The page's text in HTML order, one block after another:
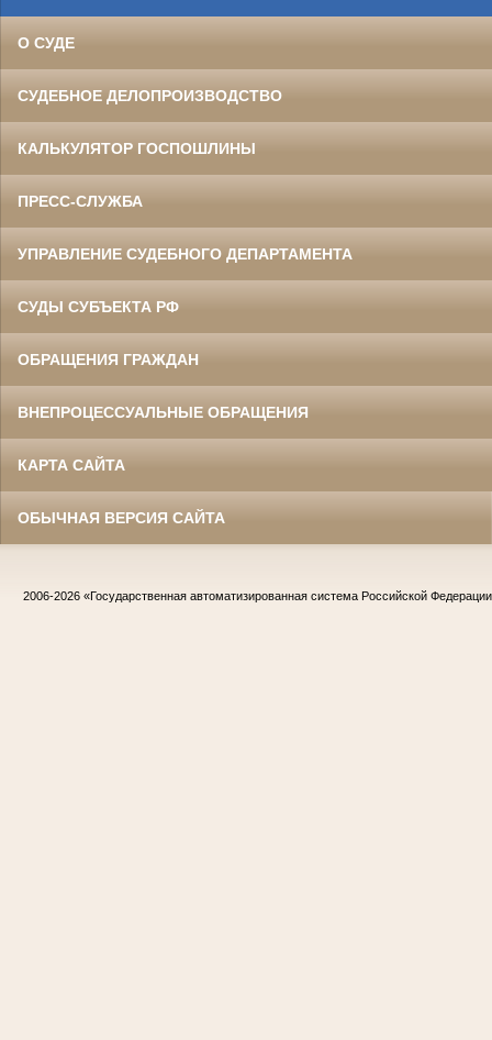
О СУДЕ
СУДЕБНОЕ ДЕЛОПРОИЗВОДСТВО
КАЛЬКУЛЯТОР ГОСПОШЛИНЫ
ПРЕСС-СЛУЖБА
УПРАВЛЕНИЕ СУДЕБНОГО ДЕПАРТАМЕНТА
СУДЫ СУБЪЕКТА РФ
ОБРАЩЕНИЯ ГРАЖДАН
ВНЕПРОЦЕССУАЛЬНЫЕ ОБРАЩЕНИЯ
КАРТА САЙТА
ОБЫЧНАЯ ВЕРСИЯ САЙТА
2006-2026 «Государственная автоматизированная система Российской